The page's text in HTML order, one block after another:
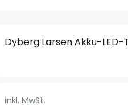
Dyberg Larsen Akku-
inkl. MwSt.